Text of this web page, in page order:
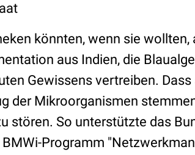
könnten, wenn sie
aus Indien, die
Gewissens vertreiben.
der Mikroorganismen
stören. So unterstützte das
Programm